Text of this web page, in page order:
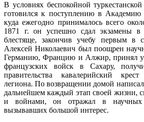
В условиях беспокойной
готовился к поступлению в Академию
куда ежегодно принималось всего
1871 г. он успешно сдал экзамены
блестяще, закончив учебу первым в
Алексей Николаевич был поощрен
Германию, Францию и Алжир, принял
французских войск в Сахару,
правительства кавалерийский
легиона. По возвращении домой
дальнейшем каждый этап своей жизни,
и войнами, он отражал в научных
вызывавших большой интерес.